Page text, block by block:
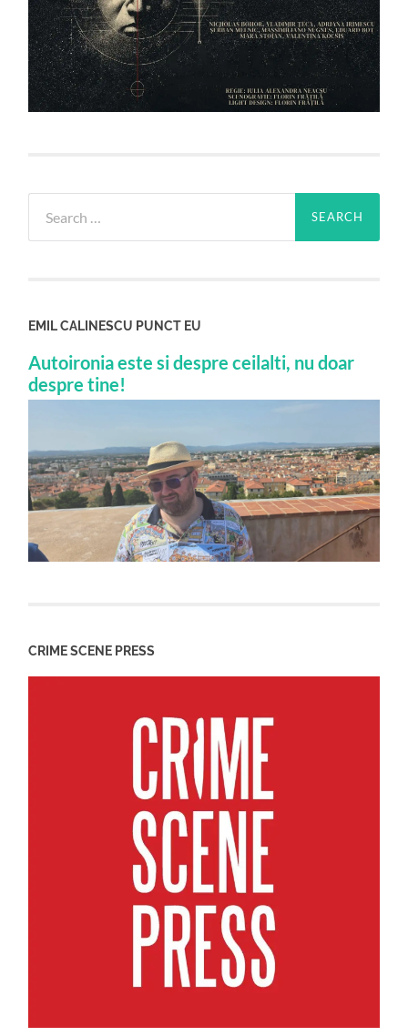
for:
EMIL CALINESCU PUNCT EU
Autoironia este si despre ceilalti, nu doar
despre tine!
CRIME SCENE PRESS